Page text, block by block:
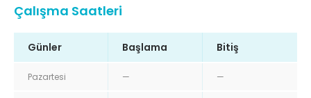
Çalışma Saatleri
Günler Başlama Bitiş
Pazartesi — —